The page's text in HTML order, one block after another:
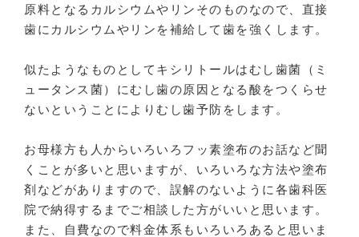
原料となるカルシウムやリンそのものなので、直接
歯にカルシウムやリンを補給して歯を強くします。
似たようなものとしてキシリトールはむし歯菌（ミ
ュータンス菌）にむし歯の原因となる酸をつくらせ
ないということによりむし歯予防をします。
お母様方も人からいろいろフッ素塗布のお話など聞
くことが多いと思いますが、いろいろな方法や塗布
剤などがありますので、誤解のないように各歯科医
院で納得するまでご相談した方がいいと思います。
また、自費なので料金体系もいろいろあると思いま